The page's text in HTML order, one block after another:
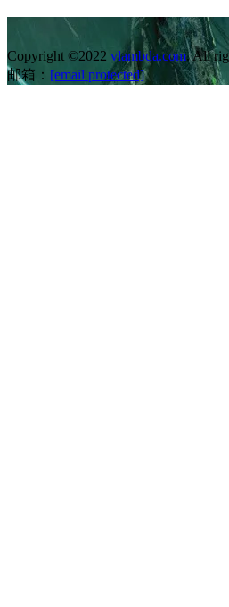
Copyright ©2022 vlambda.com. All
邮箱： [email protected]